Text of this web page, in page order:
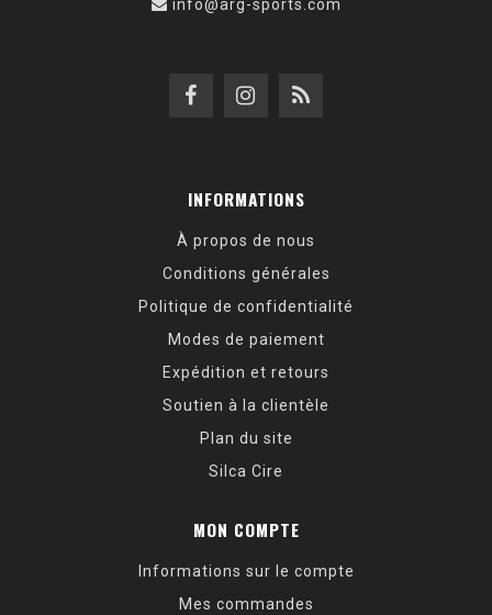
info@arg-sports.com
INFORMATIONS
À propos de nous
Conditions générales
Politique de confidentialité
Modes de paiement
Expédition et retours
Soutien à la clientèle
Plan du site
Silca Cire
MON COMPTE
Informations sur le compte
Mes commandes